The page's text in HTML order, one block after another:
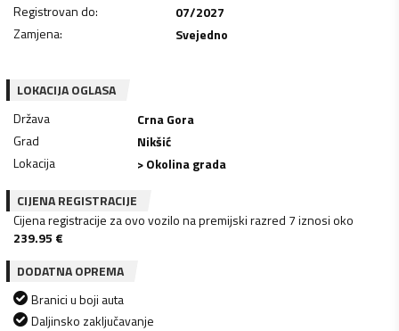
Registrovan do:
07/2027
Zamjena: Svejedno
LOKACIJA OGLASA
Država
Crna Gora
Grad
Nikšić
Lokacija
> Okolina grada
CIJENA REGISTRACIJE
Cijena registracije za ovo vozilo na premijski razred 7 iznosi oko
239.95 €
DODATNA OPREMA
Branici u boji auta
Daljinsko zaključavanje